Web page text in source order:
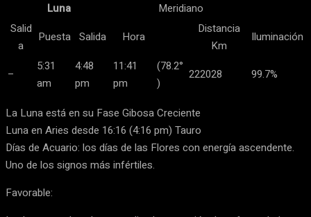
Luna
Meridiano
Salid
a
Puesta Salida Hora
Distancia
Km
Iluminación
–
5:31
am
4:48
pm
11:41
pm
(78.2°
)
222028 99.7%
La Luna está en su Fase Gibosa Creciente
Luna en Aries desde 16:16 (4:16 pm) Tauro
Días de Acuario: los días de las Flores con energía ascendente.
Uno de los signos más infértiles.
Favorable: